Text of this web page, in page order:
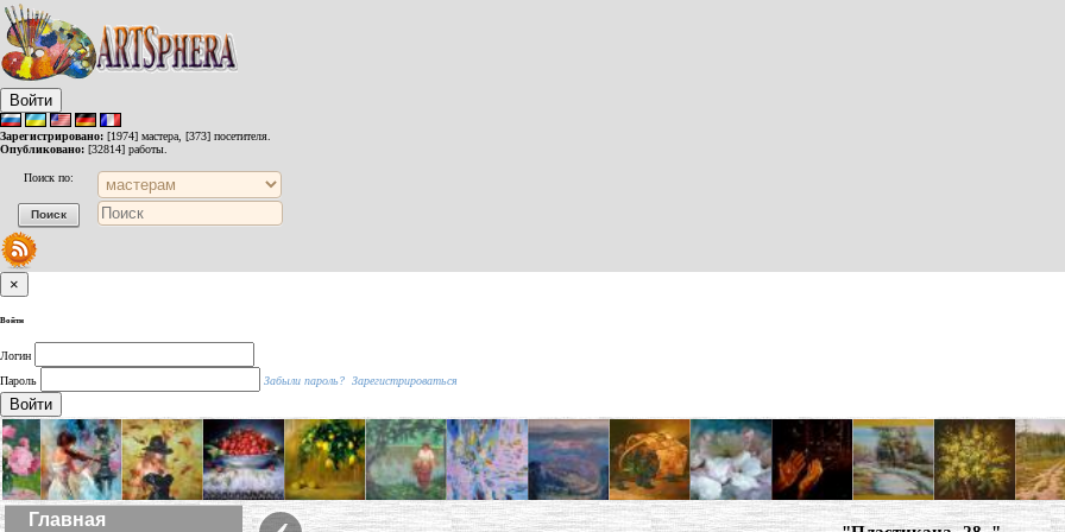
Войти
Зарегистрировано: [1974] мастера, [373] посетителя.
Опубликовано: [32814] работы.
Поиск по:
×
Войти
Логин
Пароль
Забыли пароль? Зарегистрироваться
Войти
Главная